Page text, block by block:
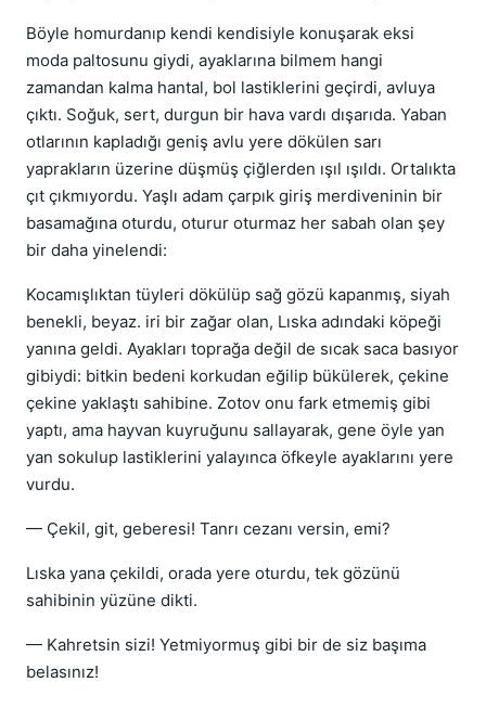
Böyle homurdanıp kendi kendisiyle konuşarak eksi
moda paltosunu giydi, ayaklarına bilmem hangi
zamandan kalma hantal, bol lastiklerini geçirdi, avluya
çıktı. Soğuk, sert, durgun bir hava vardı dışarıda. Yaban
otlarının kapladığı geniş avlu yere dökülen sarı
yaprakların üzerine düşmüş çiğlerden ışıl ışıldı. Ortalıkta
çıt çıkmıyordu. Yaşlı adam çarpık giriş merdiveninin bir
basamağına oturdu, oturur oturmaz her sabah olan şey
bir daha yinelendi:
Kocamışlıktan tüyleri dökülüp sağ gözü kapanmış, siyah
benekli, beyaz. iri bir zağar olan, Lıska adındaki köpeği
yanına geldi. Ayakları toprağa değil de sıcak saca basıyor
gibiydi: bitkin bedeni korkudan eğilip bükülerek, çekine
çekine yaklaştı sahibine. Zotov onu fark etmemiş gibi
yaptı, ama hayvan kuyruğunu sallayarak, gene öyle yan
yan sokulup lastiklerini yalayınca öfkeyle ayaklarını yere
vurdu.
— Çekil, git, geberesi! Tanrı cezanı versin, emi?
Lıska yana çekildi, orada yere oturdu, tek gözünü
sahibinin yüzüne dikti.
— Kahretsin sizi! Yetmiyormuş gibi bir de siz başıma
belasınız!